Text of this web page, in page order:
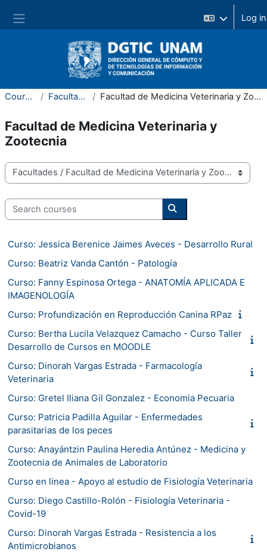
Side panel
Courses Facultades Facultad de Medicina Veterinaria y Zootecnia
Facultad de Medicina Veterinaria y
Zootecnia
Course categories
Search courses
Search courses
Curso: Jessica Berenice Jaimes Aveces - Desarrollo Rural
Curso: Beatriz Vanda Cantón - Patología
Curso: Fanny Espinosa Ortega - ANATOMÍA APLICADA E
IMAGENOLOGÍA
Curso: Profundización en Reproducción Canina RPaz
Curso: Bertha Lucila Velazquez Camacho - Curso Taller
Desarrollo de Cursos en MOODLE
Curso: Dinorah Vargas Estrada - Farmacología
Veterinaria
Curso: Gretel Iliana Gil Gonzalez - Economia Pecuaria
Curso: Patricia Padilla Aguilar - Enfermedades
parasitarias de los peces
Curso: Anayántzin Paulina Heredia Antúnez - Medicina y
Zootecnia de Animales de Laboratorio
Curso en linea - Apoyo al estudio de Fisiología Veterinaria
Curso: Diego Castillo-Rolón - Fisiología Veterinaria -
Covid-19
Curso: Dinorah Vargas Estrada - Resistencia a los
Antimicrobianos